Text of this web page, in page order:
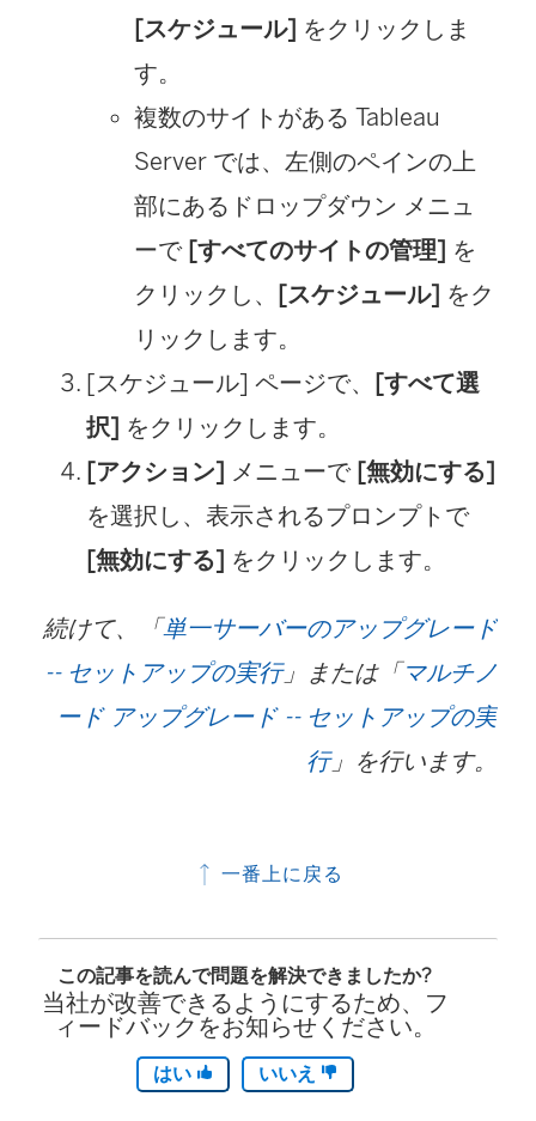
[スケジュール] をクリックしま
す。
複数のサイトがある Tableau
Server では、左側のペインの上
部にあるドロップダウン メニュ
ーで [すべてのサイトの管理] を
クリックし、 [スケジュール] をク
リックします。
[スケジュール] ページで、 [すべて選
択] をクリックします。
[アクション] メニューで [無効にする]
を選択し、表示されるプロンプトで
[無効にする] をクリックします。
続けて、「単一サーバーのアップグレード
-- セットアップの実行」または「マルチノ
ード アップグレード -- セットアップの実
行」を行います。
一番上に戻る
この記事を読んで問題を解決できましたか?
当社が改善できるようにするため、フ
ィードバックをお知らせください。
はい いいえ